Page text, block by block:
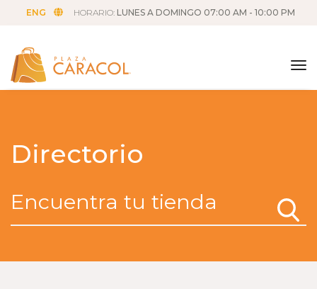
ENG HORARIO: LUNES A DOMINGO 07:00 AM - 10:00 PM
Directorio